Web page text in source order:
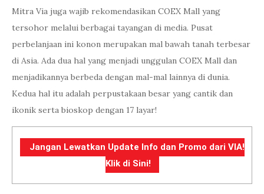
Mitra Via juga wajib rekomendasikan COEX Mall yang
tersohor melalui berbagai tayangan di media. Pusat
perbelanjaan ini konon merupakan mal bawah tanah terbesar
di Asia. Ada dua hal yang menjadi unggulan COEX Mall dan
menjadikannya berbeda dengan mal-mal lainnya di dunia.
Kedua hal itu adalah perpustakaan besar yang cantik dan
ikonik serta bioskop dengan 17 layar!
Jangan Lewatkan Update Info dan Promo dari VIA!
Klik di Sini!